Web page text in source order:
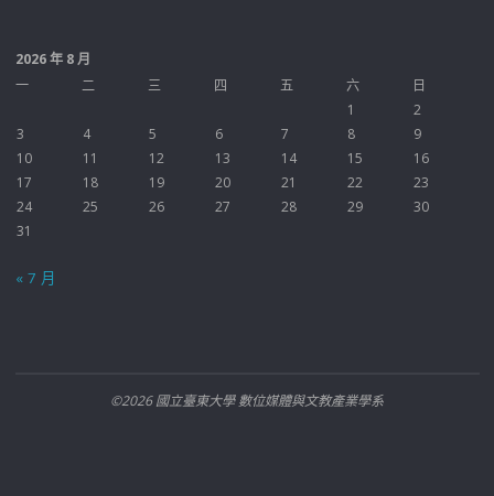
2026 年 8 月
一
二 三 四 五 六
日
1
2
3
4 5 6 7 8
9
10
11 12 13 14 15
16
17
18 19 20 21 22
23
24
25 26 27 28 29
30
31
« 7 月
©2026 國立臺東大學 數位媒體與文教產業學系